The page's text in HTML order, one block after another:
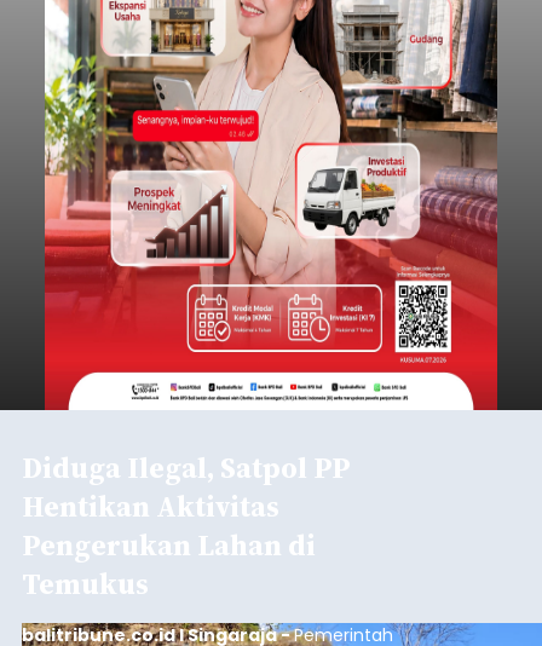
Diduga Ilegal, Satpol PP
Hentikan Aktivitas
Pengerukan Lahan di
Temukus
balitribune.co.id I Singaraja -Pemerintah